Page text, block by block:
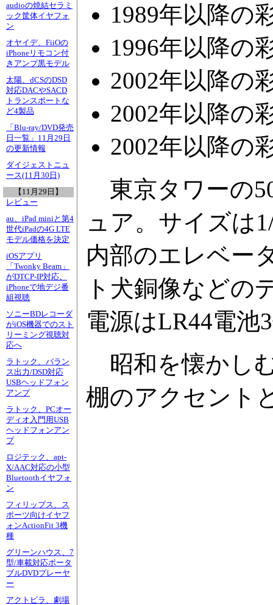
audioの焼結セラミ
ック筐体イヤフォ
ン
オヤイデ、FiiOの
iPhoneリモコン付
きアンプ黒モデル
太陽、dCSのDSD
対応DACやSACD
トランスポートな
ど4製品
「Blu-ray/DVD発売
日一覧」11月29日
の更新情報
ダイジェストニュ
ース(11月30日)
【11月29日】
レビュー
au、iPad miniと第4
世代iPadの4G LTE
モデル価格を決定
iOSアプリ
「Twonky Beam」
がDTCP-IP対応。
iPhoneで地デジ番
組視聴
ソニーBDレコーダ
がiOS機器でのスト
リーミング視聴対
応へ
ラトック、バラン
ス出力/DSD対応
USBヘッドフォン
アンプ
ラトック、PCオー
ディオ入門用USB
ヘッドフォンアン
プ
ロジテック、apt-
X/AAC対応の小型
Bluetoothイヤフォ
ン
フィリップス、ス
ポーツ向けイヤフ
ォンActionFit 3機
種
グリーンハウス、7
型/車載対応ポータ
ブルDVDプレーヤ
ー
アクトビラ、劇場
1989年以降の
1996年以降の
2002年以降の
2002年以降の
2002年以降の
東京タワーの
ュア。サイズは
内部のエレベー
ト犬銅像などの
電源はLR44電池
昭和を懐かし
棚のアクセント